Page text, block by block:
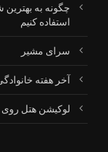
استفاده کنیم
سرای مشیر
آخر هفته
لوکیشن هتل